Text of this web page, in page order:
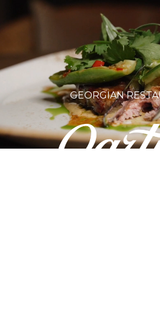
GEORGIAN